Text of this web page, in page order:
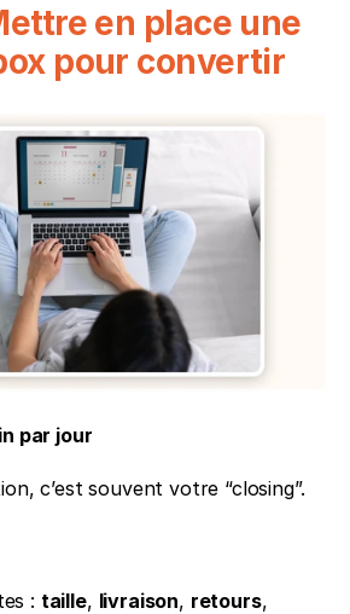
en place une
pour convertir
par jour
c’est souvent votre “closing”.
: taille, livraison, retours